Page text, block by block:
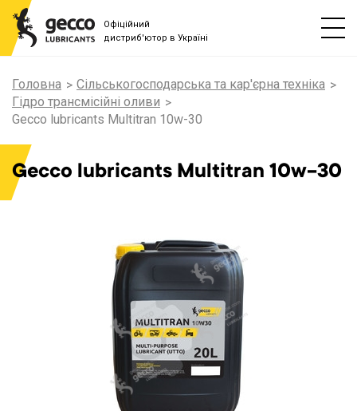
Офіційний
дистриб'ютор в Україні
Головна
Сільськогосподарська та кар'єрна техніка
Гідро трансмісійні оливи
Gecco lubricants Multitran 10w-30
Gecco lubricants Multitran 10w-30